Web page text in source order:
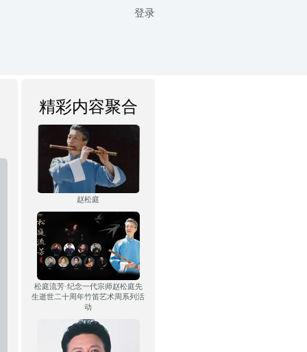
登录
精彩内容聚合
赵松庭
松庭流芳·纪念一代宗师赵松庭先
生逝世二十周年竹笛艺术周系列活
动